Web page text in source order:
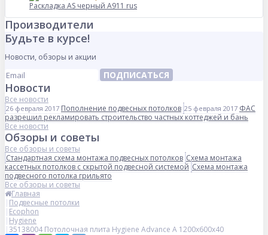
Раскладка AS черный А911 rus
Производители
Будьте в курсе!
Новости, обзоры и акции
ПОДПИСАТЬСЯ
Новости
Все новости
26 февраля 2017 Пополнение подвесных потолков 25 февраля 2017 ФАС
разрешил рекламировать строительство частных коттеджей и бань
Все новости
Обзоры и советы
Все обзоры и советы
Стандартная схема монтажа подвесных потолков Схема монтажа
кассетных потолков с скрытой подвесной системой Схема монтажа
подвесного потолка грильято
Все обзоры и советы
Главная
Подвесные потолки
Ecophon
Hygiene
35138004 Потолочная плита Hygiene Advance А 1200х600х40